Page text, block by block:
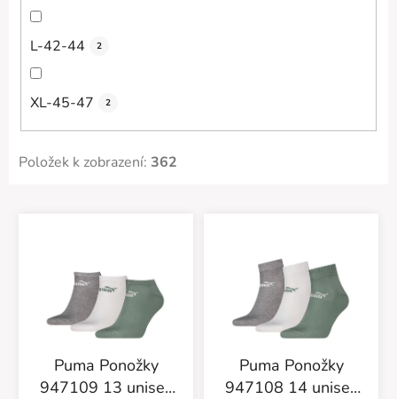
L-42-44 2
XL-45-47 2
Položek k zobrazení: 362
Puma Ponožky
947109 13 unisex
Puma Ponožky
947108 14 unisex